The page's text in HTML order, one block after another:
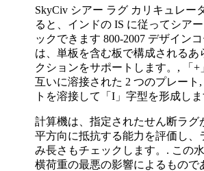
SkyCiv シアー ラグ カリキュレー
ると、インドの IS に従ってシア
ックできます 800-2007 デザイン
は、単板を含む板で構成されるあ
クションをサポートします。, 「+
互いに溶接された 2 つのプレート
トを溶接して「I」字型を形成し
計算機は、指定されたせん断ラグ
平方向に抵抗する能力を評価し、
み長さもチェックします。. この
横荷重の最悪の影響によるもので